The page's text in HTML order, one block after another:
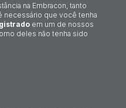
na Embracon, tanto
necessário que você tenha
em um de nossos
deles não tenha sido